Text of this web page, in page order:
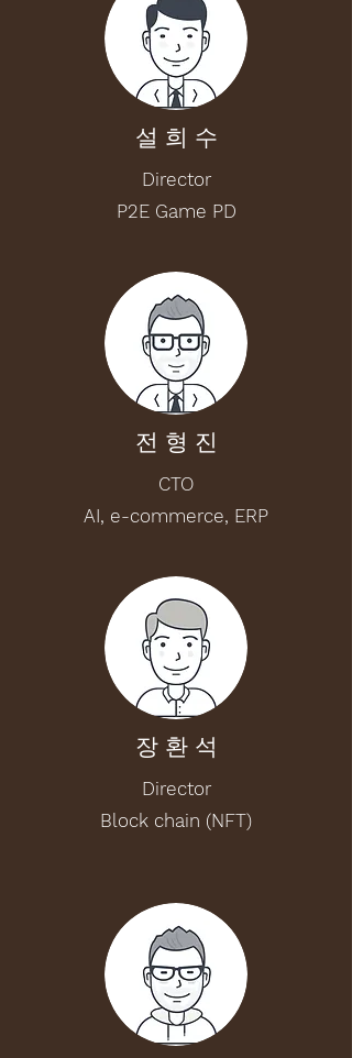
설 희 수
Director
P2E Game PD
​전 형 진
CTO
AI, e-commerce, ERP
장 환 석
Director
Block chain (NFT)